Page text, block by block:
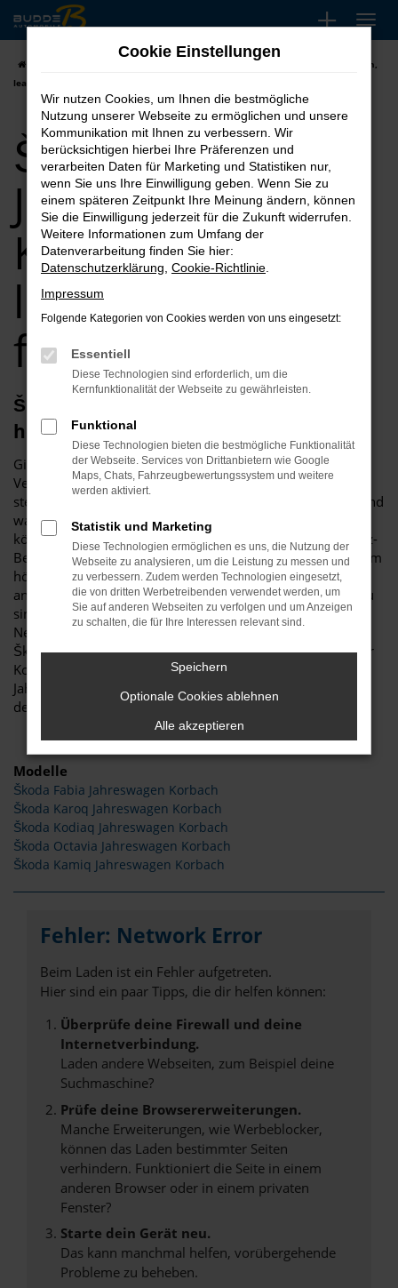
Zum
Hauptinhalt
springen
Škoda Jahreswagen für Korbach kaufen,
leasen, finanzieren
Škoda
Jahreswagen für
Korbach kaufen,
leasen,
finanzieren
Škoda Jahreswagen – günstig trifft
hochwertig in Korbach
Ginge es um die Ermittlung des besten Preis-Leistungs-
Verhältnisses in der Autowelt, würden Škoda Jahreswagen
stets die vorderen Plätze einnehmen. Warum das so ist? Und
warum Sie für Korbach kaum eine bessere Wahl treffen
können? Das hat in erster Linie mit dem Wertverlust im Kfz-
Bereich zu tun, der unmittelbar nach den Neuwagenkauf am
höchsten ist. Wer sich eine Wertentwicklungskurve
anschaut, stellt fest, dass Škoda Jahreswagen zwar fast neu
sind, jedoch nur noch einen Bruchteil eines
Neuwagenpreises kosten. Bedingung für das Anbieten als
Škoda Jahreswagen ist das Datum der ersten Zulassung für
Korbach oder einen anderen Ort. Dieses darf maximal ein
Jahr zurückliegen, sodass Sie meist in ein Modell aus der
derzeitigen Modellgeneration steigen.
Modelle
Škoda Fabia Jahreswagen Korbach
Škoda Karoq Jahreswagen Korbach
Škoda Kodiaq Jahreswagen Korbach
Škoda Octavia Jahreswagen Korbach
Škoda Kamiq Jahreswagen Korbach
Fehler: Network Error
Beim Laden ist ein Fehler aufgetreten.
Hier sind ein paar Tipps, die dir helfen können:
Überprüfe deine Firewall und deine
Internetverbindung.
Laden andere Webseiten, zum Beispiel deine
Suchmaschine?
Prüfe deine Browsererweiterungen.
Manche Erweiterungen, wie Werbeblocker,
können das Laden bestimmter Seiten
verhindern. Funktioniert die Seite in einem
anderen Browser oder in einem privaten
Fenster?
Starte dein Gerät neu.
Das kann manchmal helfen, vorübergehende
Probleme zu beheben.
Cookie Einstellungen
Wir nutzen Cookies, um Ihnen die bestmögliche
Nutzung unserer Webseite zu ermöglichen und unsere
Kommunikation mit Ihnen zu verbessern. Wir
berücksichtigen hierbei Ihre Präferenzen und
verarbeiten Daten für Marketing und Statistiken nur,
wenn Sie uns Ihre Einwilligung geben. Wenn Sie zu
einem späteren Zeitpunkt Ihre Meinung ändern, können
Sie die Einwilligung jederzeit für die Zukunft widerrufen.
Weitere Informationen zum Umfang der
Datenverarbeitung finden Sie hier:
Datenschutzerklärung Cookie-Richtlinie
Impressum
Folgende Kategorien von Cookies werden von uns eingesetzt:
Essentiell
Diese Technologien sind erforderlich, um die
Kernfunktionalität der Webseite zu gewährleisten.
Funktional
Diese Technologien bieten die bestmögliche Funktionalität
der Webseite. Services von Drittanbietern wie Google
Maps, Chats, Fahrzeugbewertungssystem und weitere
werden aktiviert.
Statistik und Marketing
Diese Technologien ermöglichen es uns, die Nutzung der
Webseite zu analysieren, um die Leistung zu messen und
zu verbessern. Zudem werden Technologien eingesetzt,
die von dritten Werbetreibenden verwendet werden, um
Sie auf anderen Webseiten zu verfolgen und um Anzeigen
zu schalten, die für Ihre Interessen relevant sind.
Speichern
Optionale Cookies ablehnen
Alle akzeptieren